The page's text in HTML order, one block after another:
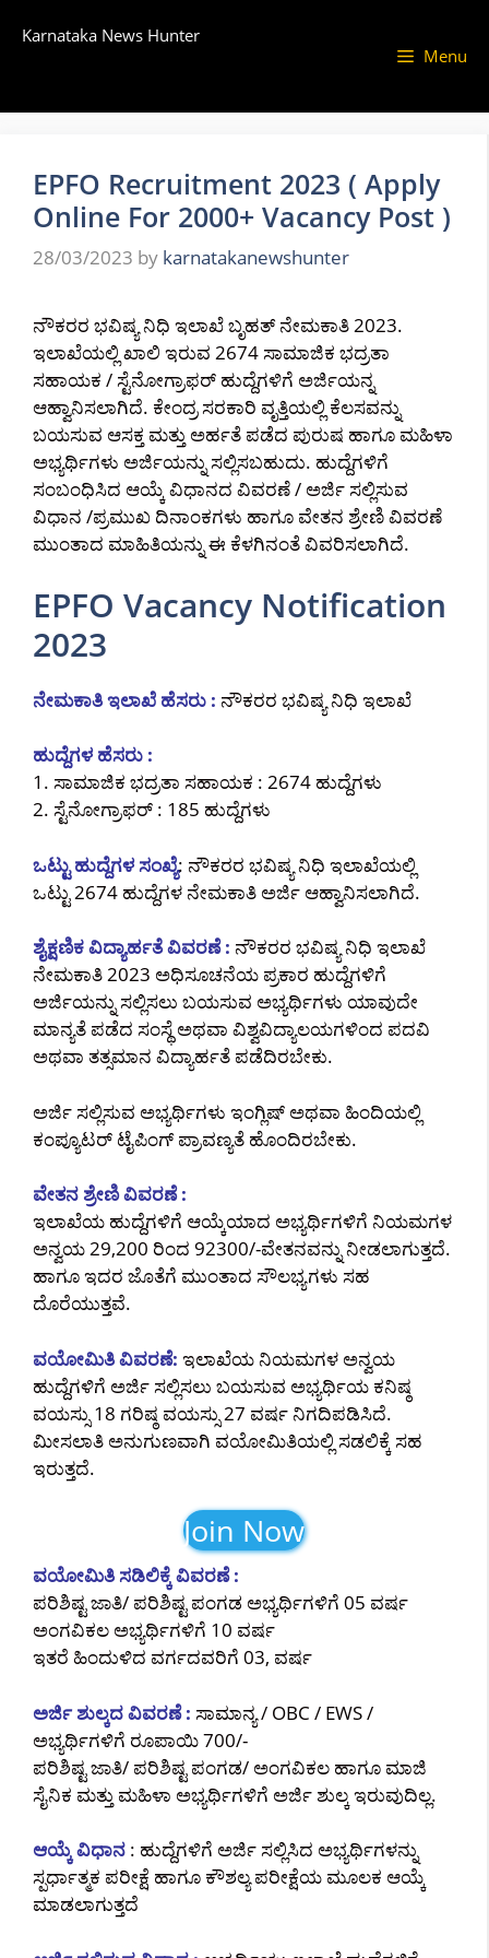
Karnataka News Hunter
Menu
EPFO Recruitment 2023 ( Apply
Online For 2000+ Vacancy Post )
28/03/2023 by karnatakanewshunter
ನೌಕರರ ಭವಿಷ್ಯ ನಿಧಿ ಇಲಾಖೆ ಬೃಹತ್ ನೇಮಕಾತಿ 2023.
ಇಲಾಖೆಯಲ್ಲಿ ಖಾಲಿ ಇರುವ 2674 ಸಾಮಾಜಿಕ ಭದ್ರತಾ
ಸಹಾಯಕ / ಸ್ಟೆನೋಗ್ರಾಫರ್ ಹುದ್ದೆಗಳಿಗೆ ಅರ್ಜಿಯನ್ನ
ಆಹ್ವಾನಿಸಲಾಗಿದೆ. ಕೇಂದ್ರ ಸರಕಾರಿ ವೃತ್ತಿಯಲ್ಲಿ ಕೆಲಸವನ್ನು
ಬಯಸುವ ಆಸಕ್ತ ಮತ್ತು ಅರ್ಹತೆ ಪಡೆದ ಪುರುಷ ಹಾಗೂ ಮಹಿಳಾ
ಅಭ್ಯರ್ಥಿಗಳು ಅರ್ಜಿಯನ್ನು ಸಲ್ಲಿಸಬಹುದು. ಹುದ್ದೆಗಳಿಗೆ
ಸಂಬಂಧಿಸಿದ ಆಯ್ಕೆ ವಿಧಾನದ ವಿವರಣೆ / ಅರ್ಜಿ ಸಲ್ಲಿಸುವ
ವಿಧಾನ /ಪ್ರಮುಖ ದಿನಾಂಕಗಳು ಹಾಗೂ ವೇತನ ಶ್ರೇಣಿ ವಿವರಣೆ
ಮುಂತಾದ ಮಾಹಿತಿಯನ್ನು ಈ ಕೆಳಗಿನಂತೆ ವಿವರಿಸಲಾಗಿದೆ.
EPFO Vacancy Notification
2023
ನೇಮಕಾತಿ ಇಲಾಖೆ ಹೆಸರು : ನೌಕರರ ಭವಿಷ್ಯ ನಿಧಿ ಇಲಾಖೆ
ಹುದ್ದೆಗಳ ಹೆಸರು :
1. ಸಾಮಾಜಿಕ ಭದ್ರತಾ ಸಹಾಯಕ : 2674 ಹುದ್ದೆಗಳು
2. ಸ್ಟೆನೋಗ್ರಾಫರ್ : 185 ಹುದ್ದೆಗಳು
ಒಟ್ಟು ಹುದ್ದೆಗಳ ಸಂಖ್ಯೆ: ನೌಕರರ ಭವಿಷ್ಯ ನಿಧಿ ಇಲಾಖೆಯಲ್ಲಿ
ಒಟ್ಟು 2674 ಹುದ್ದೆಗಳ ನೇಮಕಾತಿ ಅರ್ಜಿ ಆಹ್ವಾನಿಸಲಾಗಿದೆ.
ಶೈಕ್ಷಣಿಕ ವಿದ್ಯಾರ್ಹತೆ ವಿವರಣೆ : ನೌಕರರ ಭವಿಷ್ಯ ನಿಧಿ ಇಲಾಖೆ
ನೇಮಕಾತಿ 2023 ಅಧಿಸೂಚನೆಯ ಪ್ರಕಾರ ಹುದ್ದೆಗಳಿಗೆ
ಅರ್ಜಿಯನ್ನು ಸಲ್ಲಿಸಲು ಬಯಸುವ ಅಭ್ಯರ್ಥಿಗಳು ಯಾವುದೇ
ಮಾನ್ಯತೆ ಪಡೆದ ಸಂಸ್ಥೆ ಅಥವಾ ವಿಶ್ವವಿದ್ಯಾಲಯಗಳಿಂದ ಪದವಿ
ಅಥವಾ ತತ್ಸಮಾನ ವಿದ್ಯಾರ್ಹತೆ ಪಡೆದಿರಬೇಕು.
ಅರ್ಜಿ ಸಲ್ಲಿಸುವ ಅಭ್ಯರ್ಥಿಗಳು ಇಂಗ್ಲಿಷ್ ಅಥವಾ ಹಿಂದಿಯಲ್ಲಿ
ಕಂಪ್ಯೂಟರ್ ಟೈಪಿಂಗ್ ಪ್ರಾವಣ್ಯತೆ ಹೊಂದಿರಬೇಕು.
ವೇತನ ಶ್ರೇಣಿ ವಿವರಣೆ :
ಇಲಾಖೆಯ ಹುದ್ದೆಗಳಿಗೆ ಆಯ್ಕೆಯಾದ ಅಭ್ಯರ್ಥಿಗಳಿಗೆ ನಿಯಮಗಳ
ಅನ್ವಯ 29,200 ರಿಂದ 92300/-ವೇತನವನ್ನು ನೀಡಲಾಗುತ್ತದೆ.
ಹಾಗೂ ಇದರ ಜೊತೆಗೆ ಮುಂತಾದ ಸೌಲಭ್ಯಗಳು ಸಹ
ದೊರೆಯುತ್ತವೆ.
ವಯೋಮಿತಿ ವಿವರಣೆ: ಇಲಾಖೆಯ ನಿಯಮಗಳ ಅನ್ವಯ
ಹುದ್ದೆಗಳಿಗೆ ಅರ್ಜಿ ಸಲ್ಲಿಸಲು ಬಯಸುವ ಅಭ್ಯರ್ಥಿಯ ಕನಿಷ್ಠ
ವಯಸ್ಸು 18 ಗರಿಷ್ಠ ವಯಸ್ಸು 27 ವರ್ಷ ನಿಗದಿಪಡಿಸಿದೆ.
ಮೀಸಲಾತಿ ಅನುಗುಣವಾಗಿ ವಯೋಮಿತಿಯಲ್ಲಿ ಸಡಲಿಕ್ಕೆ ಸಹ
ಇರುತ್ತದೆ.
Join Now
ವಯೋಮಿತಿ ಸಡಿಲಿಕ್ಕೆ ವಿವರಣೆ :
ಪರಿಶಿಷ್ಟ ಜಾತಿ/ ಪರಿಶಿಷ್ಟ ಪಂಗಡ ಅಭ್ಯರ್ಥಿಗಳಿಗೆ 05 ವರ್ಷ
ಅಂಗವಿಕಲ ಅಭ್ಯರ್ಥಿಗಳಿಗೆ 10 ವರ್ಷ
ಇತರೆ ಹಿಂದುಳಿದ ವರ್ಗದವರಿಗೆ 03, ವರ್ಷ
ಅರ್ಜಿ ಶುಲ್ಕದ ವಿವರಣೆ : ಸಾಮಾನ್ಯ / OBC / EWS /
ಅಭ್ಯರ್ಥಿಗಳಿಗೆ ರೂಪಾಯಿ 700/-
ಪರಿಶಿಷ್ಟ ಜಾತಿ/ ಪರಿಶಿಷ್ಟ ಪಂಗಡ/ ಅಂಗವಿಕಲ ಹಾಗೂ ಮಾಜಿ
ಸೈನಿಕ ಮತ್ತು ಮಹಿಳಾ ಅಭ್ಯರ್ಥಿಗಳಿಗೆ ಅರ್ಜಿ ಶುಲ್ಕ ಇರುವುದಿಲ್ಲ.
ಆಯ್ಕೆ ವಿಧಾನ : ಹುದ್ದೆಗಳಿಗೆ ಅರ್ಜಿ ಸಲ್ಲಿಸಿದ ಅಭ್ಯರ್ಥಿಗಳನ್ನು
ಸ್ಪರ್ಧಾತ್ಮಕ ಪರೀಕ್ಷೆ ಹಾಗೂ ಕೌಶಲ್ಯ ಪರೀಕ್ಷೆಯ ಮೂಲಕ ಆಯ್ಕೆ
ಮಾಡಲಾಗುತ್ತದೆ